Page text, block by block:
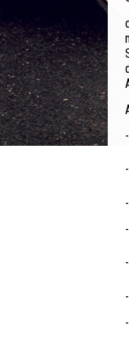
-
-
-
-
-
-
-